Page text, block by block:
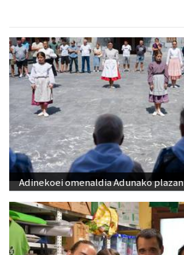
Adinekoei omenaldia Adunako plazan